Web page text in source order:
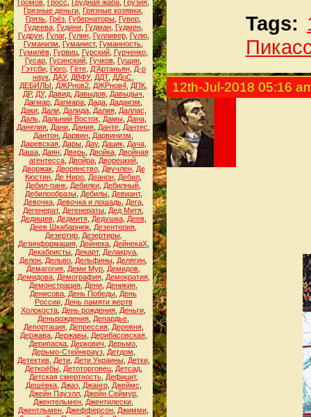
Громов Гросс Грудная жаба Грузия
Грязные деньги Грязные козявки
Грязь Грёз Губернаторы Гувер
Гудеева, Гудини, Гудман, Гудмен,
Гудрун, Гулаг, Гулин, Гулливер, Гулю,
Гуманизм
Гуманист, Гуманность
Гумилёв, Гурвиц, Гурский, Гурченко,
Гусар Гусинский Гучков Гущин
Гэтсби, Гюго, Гёте, Д'Артаньян, Д-р
наук ДАУ, ДВФУ, ДДТ, ДДоС
ДЕБИЛЫ
ДЖРнов2 ДЖРнов4 ДПК
ДР, ДУ, Давид, Давыдов, Давыдыч
Дагмар Дагмара Дада Дадаизм
Даки, Дали, Далида, Далия, Даллас
Даль, Дальний Восток, Дамы, Дана,
Данелия Дани Дания Данте Дантес
Дантон Дарвин Дарвинизм
Даревская, Дары, Дау, Дацик, Дача,
Даша, Даян, Дверь, Двойка, Двойная
агентесса, Двойра, Дворецкий,
Дворжак, Дворянство, Двучлен, Де
Кюстин Де Ниро Деанон Дебил
Дебил-панк Дебилки Дебилный
Дебилообразы, Дебилы, Девиант,
Девочка, Девочка и лошадь, Дега,
Дегенерат, Дегенераты Дед Митя
Дедищев, Дедмитя, Дедушка, Деев,
Деев Шкабарнюк Дезентерия
Дезертир, Дезертиры,
Дезинформация, Дейнека, ДейнекаХ,
Декабристы Декарт, Делакруа
Делон Дельво Дельфины Делягин
Демагогия Деми Мур Демидов
Демидова, Демография, Демократия,
Демонстрация Дени Деникин
Денисова День Победы День
России, День памяти жертв
Холокоста День рождения Деньги
Деньрождения Депардье
Депортация, Депрессия, Деревня,
Держава, Державы, Дерибасовская,
Дерипаска Деркович Дерьмо
Дерьмо-Стейнкрауз, Детдом
Детектив, Дети, Дети Украины, Детки,
Деткоёбы, Детоторговец, Детсад,
Детская смертность, Дефицит,
Дешёвка, Джаз, Джанго, Джеймс
Джейн Пауэлл, Джейн Сеймур,
Джентельмен Джентилески
Джентльмен Джефферсон Джимми
Tags:
12th-Jul-2018 05:16